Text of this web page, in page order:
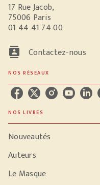
17 Rue Jacob,
75006 Paris
01 44 41 74 00
contacts Contactez-nous
NOS RÉSEAUX
NOS LIVRES
Nouveautés
Auteurs
Le Masque